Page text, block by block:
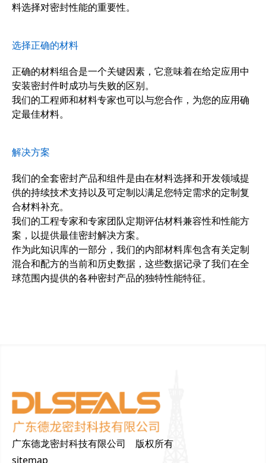
料选择对密封性能的重要性。
选择正确的材料
正确的材料组合是一个关键因素，它意味着在给定应用中
安装密封件时成功与失败的区别。
我们的工程师和材料专家也可以与您合作，为您的应用确
定最佳材料。
解决方案
我们的全套密封产品和组件是由在材料选择和开发领域提
供的持续技术支持以及可定制以满足您特定需求的定制复
合材料补充。
我们的工程专家和专家团队定期评估材料兼容性和性能方
案，以提供最佳密封解决方案。
作为此知识库的一部分，我们的内部材料库包含有关定制
混合和配方的当前和历史数据，这些数据记录了我们在全
球范围内提供的各种密封产品的独特性能特征。
广东德龙密封科技有限公司 版权所有
sitemap